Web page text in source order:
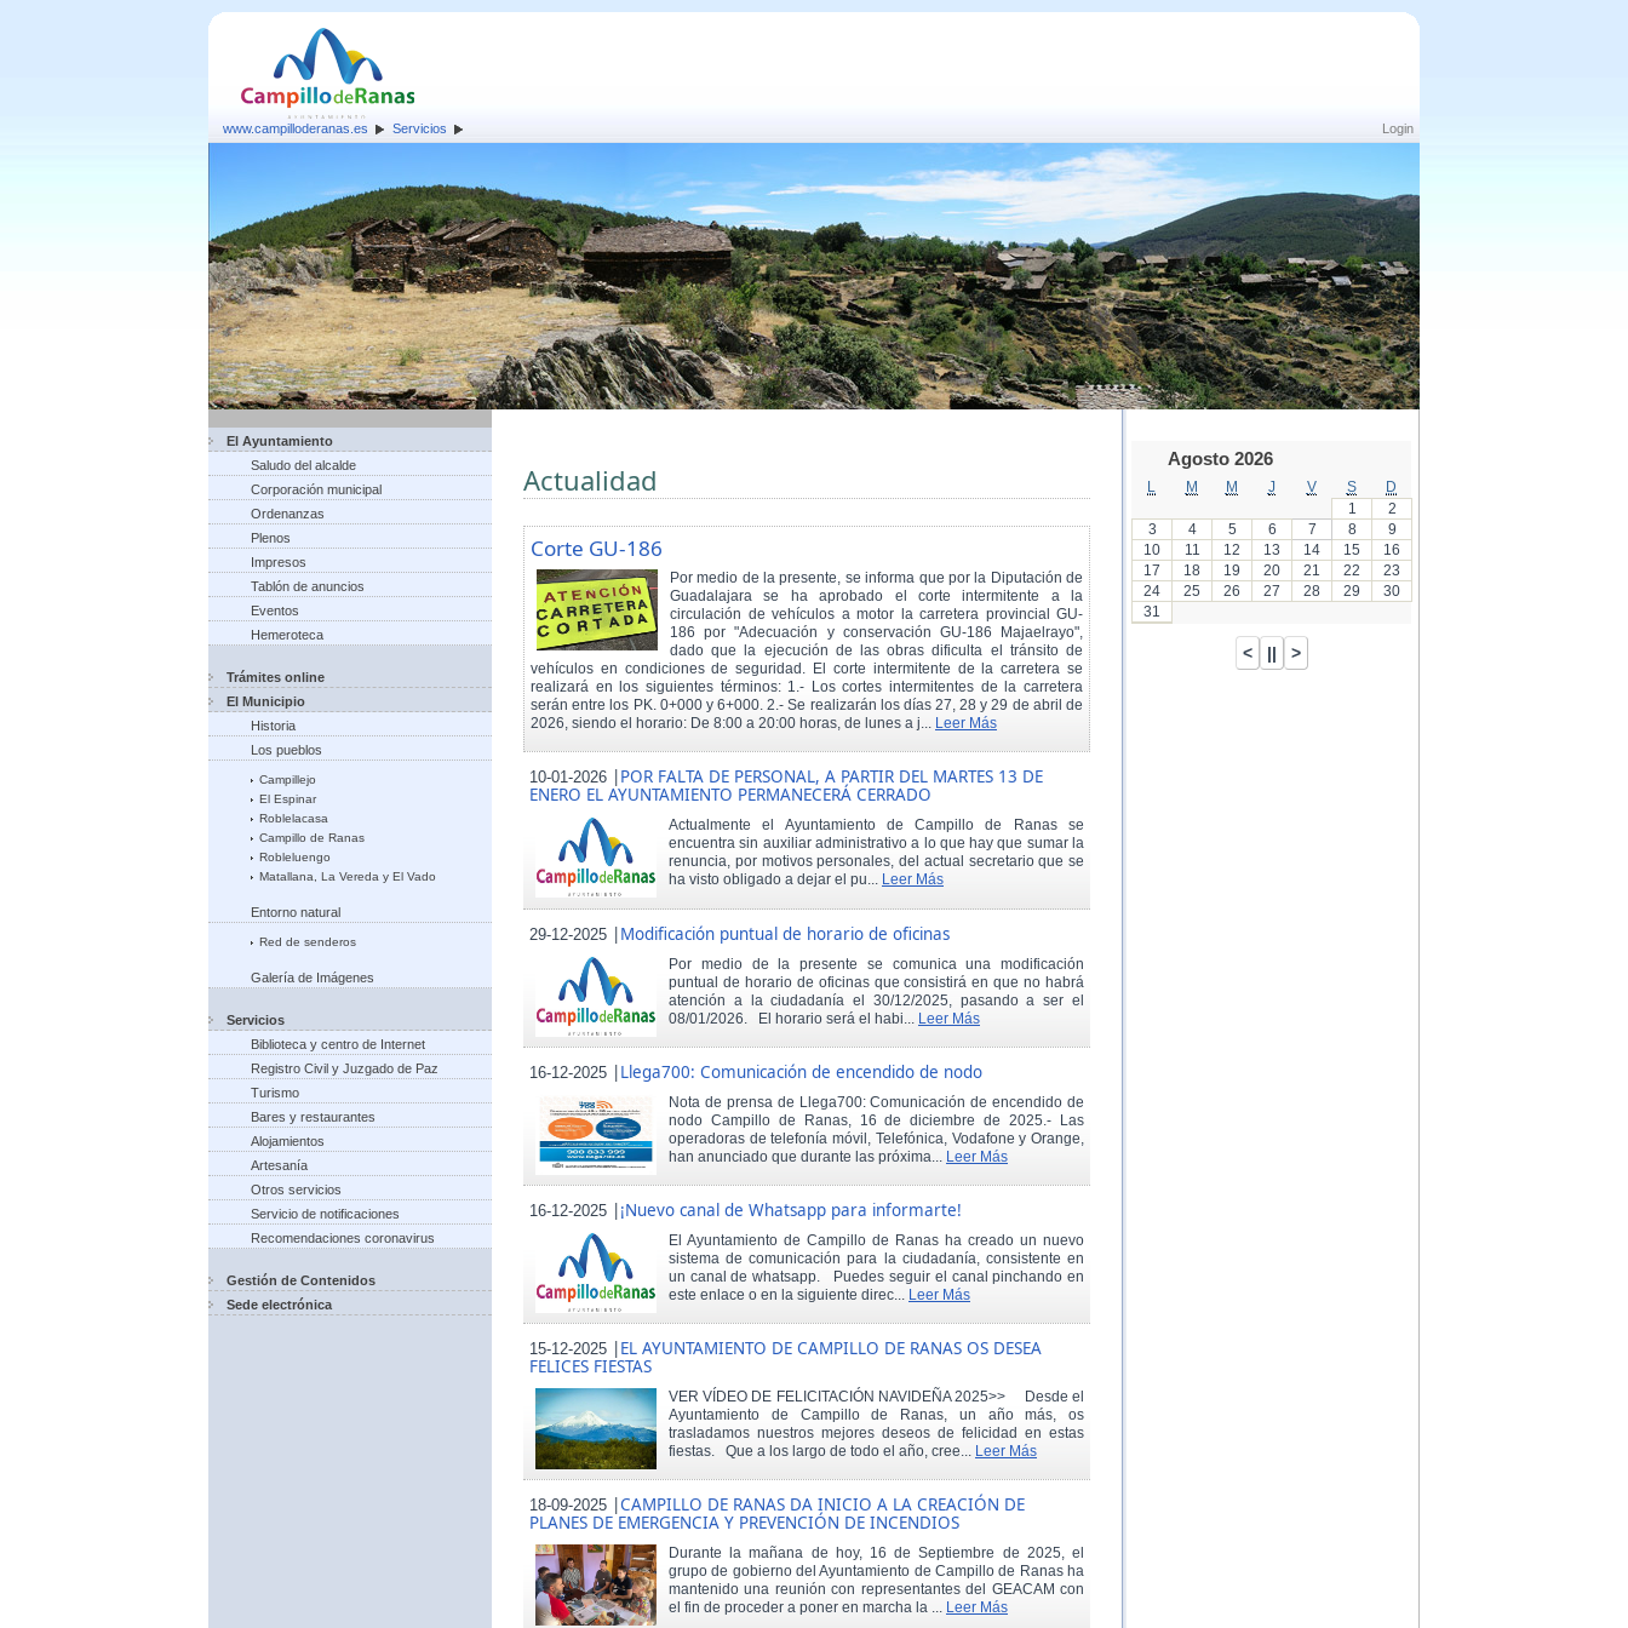
Login
www.campilloderanas.es Servicios
El Ayuntamiento
Saludo del alcalde
Corporación municipal
Ordenanzas
Plenos
Impresos
Tablón de anuncios
Eventos
Hemeroteca
Trámites online
El Municipio
Historia
Los pueblos
Campillejo
El Espinar
Roblelacasa
Campillo de Ranas
Robleluengo
Matallana, La Vereda y El Vado
Entorno natural
Red de senderos
Galería de Imágenes
Servicios
Biblioteca y centro de Internet
Registro Civil y Juzgado de Paz
Turismo
Bares y restaurantes
Alojamientos
Artesanía
Otros servicios
Servicio de notificaciones
Recomendaciones coronavirus
Gestión de Contenidos
Sede electrónica
Actualidad
Corte GU-186
Por medio de la presente, se informa que por la Diputación de
Guadalajara se ha aprobado el corte intermitente a la
circulación de vehículos a motor la carretera provincial GU-
186 por "Adecuación y conservación GU-186 Majaelrayo",
dado que la ejecución de las obras dificulta el tránsito de
vehículos en condiciones de seguridad. El corte intermitente de la carretera se
realizará en los siguientes términos: 1.- Los cortes intermitentes de la carretera
serán entre los PK. 0+000 y 6+000. 2.- Se realizarán los días 27, 28 y 29 de abril de
2026, siendo el horario: De 8:00 a 20:00 horas, de lunes a j... Leer Más
10-01-2026 |POR FALTA DE PERSONAL, A PARTIR DEL MARTES 13 DE
ENERO EL AYUNTAMIENTO PERMANECERÁ CERRADO
Actualmente el Ayuntamiento de Campillo de Ranas se
encuentra sin auxiliar administrativo a lo que hay que sumar la
renuncia, por motivos personales, del actual secretario que se
ha visto obligado a dejar el pu... Leer Más
29-12-2025 |Modificación puntual de horario de oficinas
Por medio de la presente se comunica una modificación
puntual de horario de oficinas que consistirá en que no habrá
atención a la ciudadanía el 30/12/2025, pasando a ser el
08/01/2026. El horario será el habi... Leer Más
16-12-2025 |Llega700: Comunicación de encendido de nodo
Nota de prensa de Llega700: Comunicación de encendido de
nodo Campillo de Ranas, 16 de diciembre de 2025.- Las
operadoras de telefonía móvil, Telefónica, Vodafone y Orange,
han anunciado que durante las próxima... Leer Más
16-12-2025 |¡Nuevo canal de Whatsapp para informarte!
El Ayuntamiento de Campillo de Ranas ha creado un nuevo
sistema de comunicación para la ciudadanía, consistente en
un canal de whatsapp. Puedes seguir el canal pinchando en
este enlace o en la siguiente direc... Leer Más
15-12-2025 |EL AYUNTAMIENTO DE CAMPILLO DE RANAS OS DESEA
FELICES FIESTAS
VER VÍDEO DE FELICITACIÓN NAVIDEÑA 2025>> Desde el
Ayuntamiento de Campillo de Ranas, un año más, os
trasladamos nuestros mejores deseos de felicidad en estas
fiestas. Que a los largo de todo el año, cree... Leer Más
18-09-2025
CAMPILLO DE RANAS DA INICIO A LA CREACIÓN DE
PLANES DE EMERGENCIA Y PREVENCIÓN DE INCENDIOS
Durante la mañana de hoy, 16 de Septiembre de 2025, el
grupo de gobierno del Ayuntamiento de Campillo de Ranas ha
mantenido una reunión con representantes del GEACAM con
el fin de proceder a poner en marcha la ... Leer Más
Agosto 2026
M M J V S
D
1
2
3
4 5 6 7 8
9
10
11 12 13 14 15
16
17
18 19 20 21 22
23
24
25 26 27 28 29
30
31